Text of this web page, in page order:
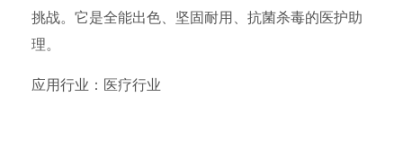
挑战。它是全能出色、坚固耐用、抗菌杀毒的医护助
理。
应用行业：医疗行业